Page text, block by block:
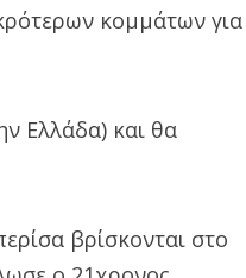
κομμάτων για
Ελλάδα) και θα
βρίσκονται στο